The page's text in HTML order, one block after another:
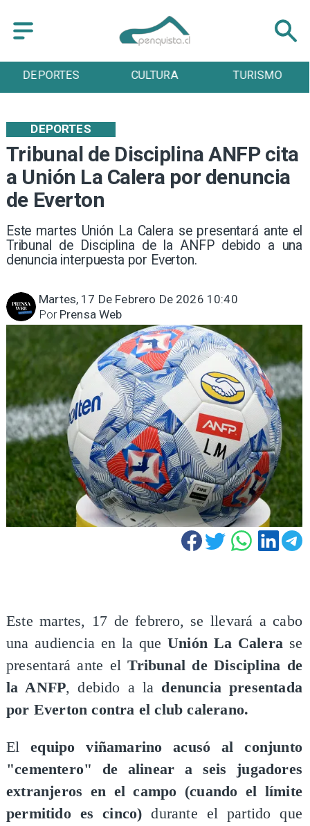
CULTURA TURISMO TENDENCIAS
Tribunal de Disciplina ANFP cita
a Unión La Calera por denuncia
de Everton
Este martes Unión La Calera se presentará ante el
Tribunal de Disciplina de la ANFP debido a una
denuncia interpuesta por Everton.
DEPORTES
Martes, 17 De Febrero De 2026 10:40
Prensa Web
Por
Este martes, 17 de febrero, se llevará a cabo
una audiencia en la queUnión La Calera se
presentará ante elTribunal de Disciplina de
la ANFP, debido a la denuncia presentada
por Everton contra el club calerano.
Elequipo viñamarino acusó al conjunto
"cementero" de alinear a seis jugadores
extranjeros en el campo (cuando el límite
permitido es cinco) durante el partido que